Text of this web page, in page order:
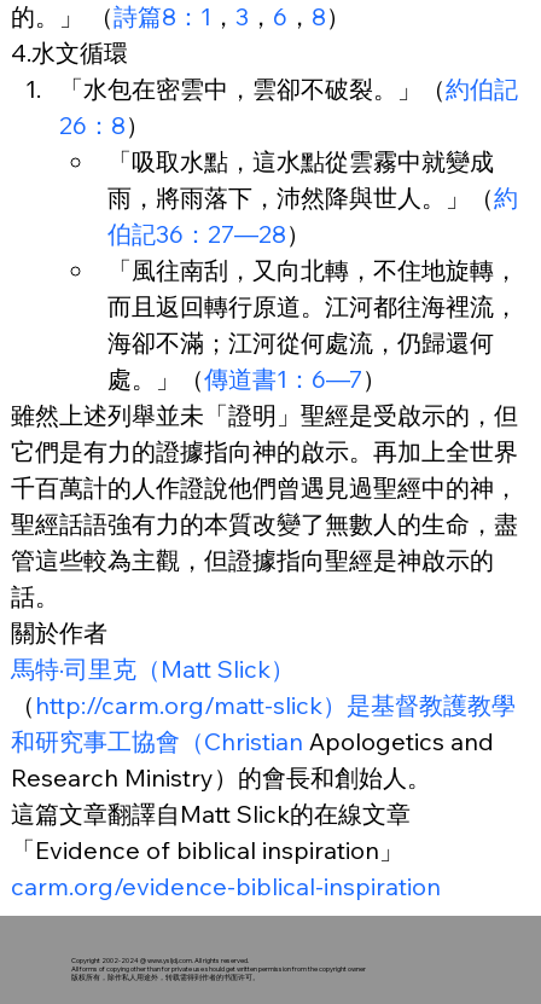
的。」 （詩篇8：1 ， 3 ， 6 ， 8）
4.水文循環
「水包在密雲中，雲卻不破裂。」（約伯記
26：8）
「吸取水點，這水點從雲霧中就變成
雨，將雨落下，沛然降與世人。」（約
伯記36：27—28）
「風往南刮，又向北轉，不住地旋轉，
而且返回轉行原道。江河都往海裡流，
海卻不滿；江河從何處流，仍歸還何
處。」（傳道書1：6—7）
雖然上述列舉並未「證明」聖經是受啟示的，但
它們是有力的證據指向神的啟示。再加上全世界
千百萬計的人作證說他們曾遇見過聖經中的神，
聖經話語強有力的本質改變了無數人的生命，盡
管這些較為主觀，但證據指向聖經是神啟示的
話。
關於作者
馬特·司里克（Matt Slick）
（ http://carm.org/matt-slick）是基督教護教學
和研究事工協會（Christian Apologetics and
Research Ministry）的會長和創始人。
這篇文章翻譯自Matt Slick的在線文章
「Evidence of biblical inspiration」
carm.org/evidence-biblical-inspiration
Copyright 2002-2024 @www.ysljdj.com. All rights reserved.
All forms of copying other than for private use should get written permission from the copyright owner
版权所有，除作私人用途外，转载需得到作者的书面许可。